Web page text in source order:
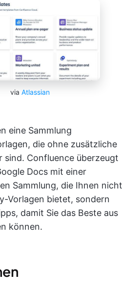
via Atlassian
eine Sammlung
die ohne zusätzliche
sind. Confluence überzeugt
Docs mit einer
Sammlung, die Ihnen nicht
Vorlagen bietet, sondern
damit Sie das Beste aus
können.